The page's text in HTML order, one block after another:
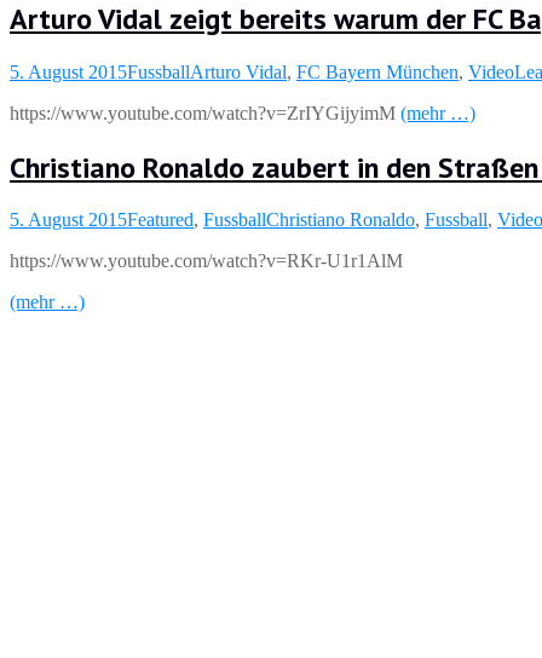
Arturo Vidal zeigt bereits warum der FC
5. August 2015FussballArturo Vidal, FC Bayern München, Video
https://www.youtube.com/watch?v=ZrIYGijyimM (mehr …)
Christiano Ronaldo zaubert in den
5. August 2015Featured, FussballChristiano Ronaldo, Fussball, Video
https://www.youtube.com/watch?v=RKr-U1r1AlM
(mehr …)